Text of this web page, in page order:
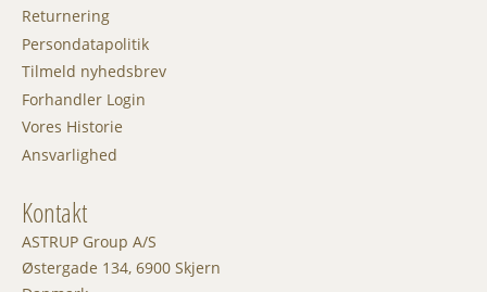
Returnering
Persondatapolitik
Tilmeld nyhedsbrev
Forhandler Login
Vores Historie
Ansvarlighed
Kontakt
ASTRUP Group A/S
Østergade 134, 6900 Skjern